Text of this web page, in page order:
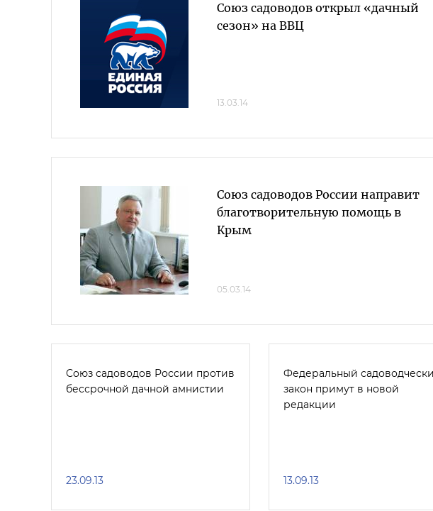
Союз садоводов открыл «дачный
сезон» на ВВЦ
13.03.14
Союз садоводов России направит
благотворительную помощь в
Крым
05.03.14
Союз садоводов России против
бессрочной дачной амнистии
23.09.13
Федеральный
закон примут в новой
редакции
13.09.13